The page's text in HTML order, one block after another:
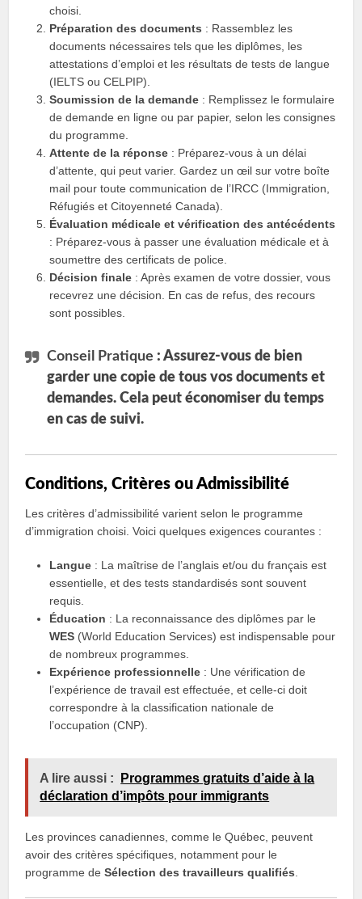
choisi.
Préparation des documents : Rassemblez les
documents nécessaires tels que les diplômes, les
attestations d’emploi et les résultats de tests de langue
(IELTS ou CELPIP).
Soumission de la demande : Remplissez le formulaire
de demande en ligne ou par papier, selon les consignes
du programme.
Attente de la réponse : Préparez-vous à un délai
d’attente, qui peut varier. Gardez un œil sur votre boîte
mail pour toute communication de l’IRCC (Immigration,
Réfugiés et Citoyenneté Canada).
Évaluation médicale et vérification des antécédents
: Préparez-vous à passer une évaluation médicale et à
soumettre des certificats de police.
Décision finale : Après examen de votre dossier, vous
recevrez une décision. En cas de refus, des recours
sont possibles.
Conseil Pratique : Assurez-vous de bien
garder une copie de tous vos documents et
demandes. Cela peut économiser du temps
en cas de suivi.
Conditions, Critères ou Admissibilité
Les critères d’admissibilité varient selon le programme
d’immigration choisi. Voici quelques exigences courantes :
Langue : La maîtrise de l’anglais et/ou du français est
essentielle, et des tests standardisés sont souvent
requis.
Éducation : La reconnaissance des diplômes par le
WES (World Education Services) est indispensable pour
de nombreux programmes.
Expérience professionnelle : Une vérification de
l’expérience de travail est effectuée, et celle-ci doit
correspondre à la classification nationale de
l’occupation (CNP).
A lire aussi :
Programmes gratuits d’aide à la
déclaration d’impôts pour immigrants
Les provinces canadiennes, comme le Québec, peuvent
avoir des critères spécifiques, notamment pour le
programme deSélection des travailleurs qualifiés